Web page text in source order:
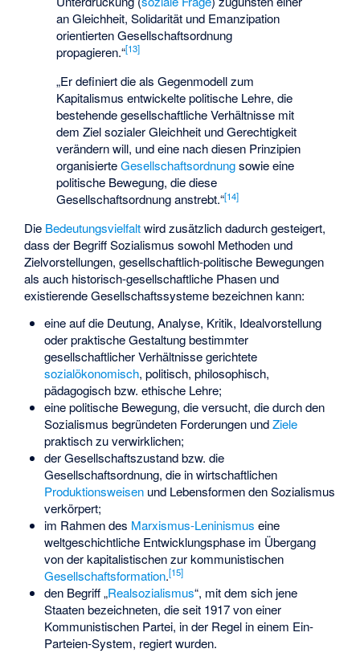
an Gleichheit, Solidarität und Emanzipation
orientierten Gesellschaftsordnung
propagieren.“[13]
„Er definiert die als Gegenmodell zum
Kapitalismus entwickelte politische Lehre, die
bestehende gesellschaftliche Verhältnisse mit
dem Ziel sozialer Gleichheit und Gerechtigkeit
verändern will, und eine nach diesen Prinzipien
organisierteGesellschaftsordnungsowie eine
politische Bewegung, die diese
Gesellschaftsordnung anstrebt.“[14]
Die Bedeutungsvielfaltwird zusätzlich dadurch gesteigert,
dass der Begriff Sozialismus sowohl Methoden und
Zielvorstellungen, gesellschaftlich-politische Bewegungen
als auch historisch-gesellschaftliche Phasen und
existierende Gesellschaftssysteme bezeichnen kann:
eine auf die Deutung, Analyse, Kritik, Idealvorstellung
oder praktische Gestaltung bestimmter
gesellschaftlicher Verhältnisse gerichtete
sozialökonomisch, politisch, philosophisch,
pädagogisch bzw. ethische Lehre;
eine politische Bewegung, die versucht, die durch den
Sozialismus begründeten Forderungen undZiele
praktisch zu verwirklichen;
der Gesellschaftszustand bzw. die
Gesellschaftsordnung, die in wirtschaftlichen
Produktionsweisenund Lebensformen den Sozialismus
verkörpert;
im Rahmen des Marxismus-Leninismus eine
weltgeschichtliche Entwicklungsphase im Übergang
von der kapitalistischen zur kommunistischen
Gesellschaftsformation.[15]
den Begriff „Realsozialismus“, mit dem sich jene
Staaten bezeichneten, die seit 1917 von einer
Kommunistischen Partei, in der Regel in einem Ein-
Parteien-System, regiert wurden.